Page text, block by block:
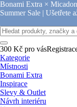
Bonami Extra ×
Summer Sale | Ušetřete
300 Kč pro vás
Kategorie
Místnosti
Bonami Extra
Inspirace
Slevy & Outlet
Návrh interiéru